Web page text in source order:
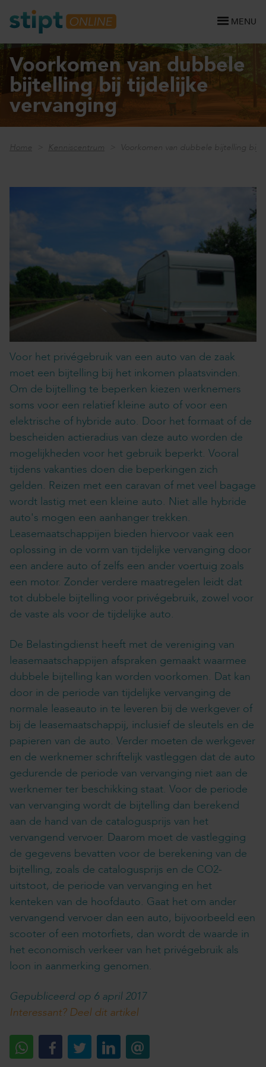
MENU
Voorkomen van dubbele
bijtelling bij tijdelijke
vervanging
Home Kenniscentrum Voorkomen van dubbele bijtelling bij
Voor het privégebruik van een auto van de zaak
moet een bijtelling bij het inkomen plaatsvinden.
Om de bijtelling te beperken kiezen werknemers
soms voor een relatief kleine auto of voor een
elektrische of hybride auto. Door het formaat of de
bescheiden actieradius van deze auto worden de
mogelijkheden voor het gebruik beperkt. Vooral
tijdens vakanties doen die beperkingen zich
gelden. Reizen met een caravan of met veel bagage
wordt lastig met een kleine auto. Niet alle hybride
auto's mogen een aanhanger trekken.
Leasemaatschappijen bieden hiervoor vaak een
oplossing in de vorm van tijdelijke vervanging door
een andere auto of zelfs een ander voertuig zoals
een motor. Zonder verdere maatregelen leidt dat
tot dubbele bijtelling voor privégebruik, zowel voor
de vaste als voor de tijdelijke auto.
De Belastingdienst heeft met de vereniging van
leasemaatschappijen afspraken gemaakt waarmee
dubbele bijtelling kan worden voorkomen. Dat kan
door in de periode van tijdelijke vervanging de
normale leaseauto in te leveren bij de werkgever of
bij de leasemaatschappij, inclusief de sleutels en de
papieren van de auto. Verder moeten de werkgever
en de werknemer schriftelijk vastleggen dat de auto
gedurende de periode van vervanging niet aan de
werknemer ter beschikking staat. Voor de periode
van vervanging wordt de bijtelling dan berekend
aan de hand van de catalogusprijs van het
vervangend vervoer. Daarom moet de vastlegging
de gegevens bevatten voor de berekening van de
bijtelling, zoals de catalogusprijs en de CO2-
uitstoot, de periode van vervanging en het
kenteken van de hoofdauto. Gaat het om ander
vervangend vervoer dan een auto, bijvoorbeeld een
scooter of een motorfiets, dan wordt de waarde in
het economisch verkeer van het privégebruik als
loon in aanmerking genomen.
Gepubliceerd op 6 april 2017
Interessant? Deel dit artikel